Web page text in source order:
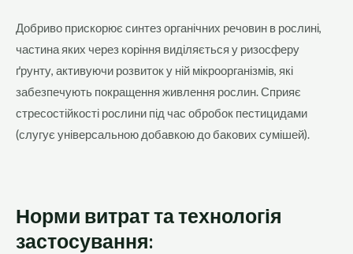
Добриво прискорює синтез органічних речовин в рослині,
частина яких через коріння виділяється у ризосферу
ґрунту, активуючи розвиток у ній мікроорганізмів, які
забезпечують покращення живлення рослин. Сприяє
стресостійкості рослини під час обробок пестицидами
(слугує універсальною добавкою до бакових сумішей).
Норми витрат та технологія
застосування: